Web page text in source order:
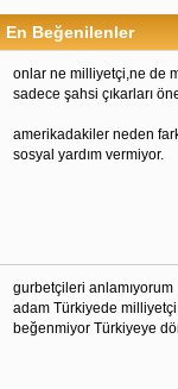
En Beğenilenler
onlar ne milliyetçi,ne de
sadece şahsi çıkarları
amerikadakiler neden
sosyal yardım vermiyor.
gurbetçileri anlamıyorum
adam Türkiyede
beğenmiyor Türkiyeye